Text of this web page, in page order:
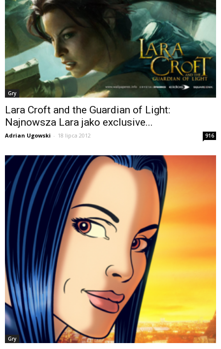
Gry
Lara Croft and the Guardian of Light:
Najnowsza Lara jako exclusive...
Adrian Ugowski - 18 lipca 2012 916
Gry